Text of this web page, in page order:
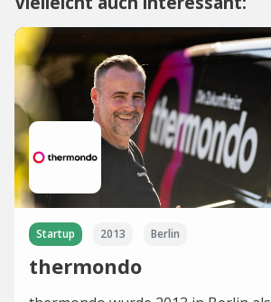
Startup 2013 Berlin
thermondo